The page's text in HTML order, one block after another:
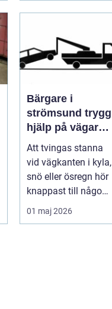
Bärgare i
strömsund trygg
hjälp på vägarna
året runt
Att tvingas stanna
vid vägkanten i kyla,
snö eller ösregn hör
knappast till någon
bilägares
drömscen...
01 maj 2026